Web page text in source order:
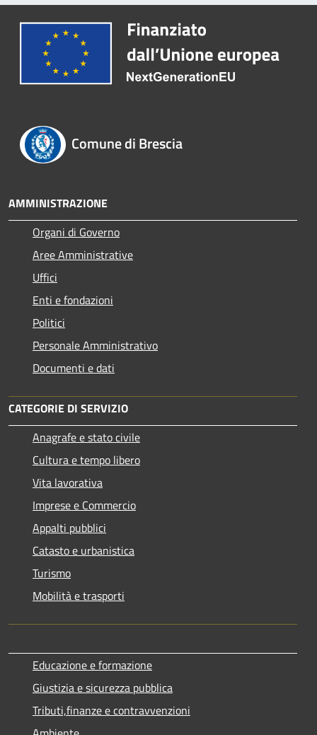
Comune di Brescia
AMMINISTRAZIONE
Organi di Governo
Aree Amministrative
Uffici
Enti e fondazioni
Politici
Personale Amministrativo
Documenti e dati
CATEGORIE DI SERVIZIO
Anagrafe e stato civile
Cultura e tempo libero
Vita lavorativa
Imprese e Commercio
Appalti pubblici
Catasto e urbanistica
Turismo
Mobilità e trasporti
Educazione e formazione
Giustizia e sicurezza pubblica
Tributi,finanze e contravvenzioni